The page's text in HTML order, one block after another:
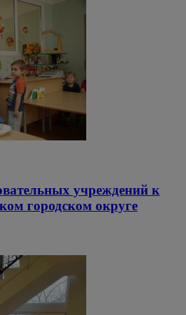
учреждений к
городском округе